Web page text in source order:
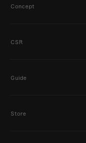
Concept
CSR
Guide
Store